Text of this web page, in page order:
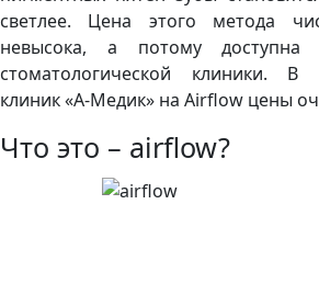
светлее. Цена этого метода
невысока, а потому доступна
стоматологической клиники. В
клиник «А-Медик» на Аirflow цены
Что это – airflow?